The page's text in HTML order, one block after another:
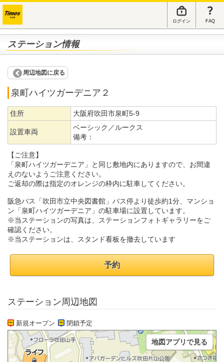
ログイン FAQ
ステーション情報
周辺地図に戻る
泉町ハイツガーデニア２
住所 大阪府吹田市泉町5-9
設置車両
ベーシック／ルークス
備考：
【ご注意】
「泉町ハイツガーデニア」と同じ敷地内にありますので、お間違
えのないようご注意ください。
ご返却の際は指定のオレンジの枠内に駐車してください。
阪急バス「吹田市立中央図書館」バス停より徒歩約1分、マンショ
ン「泉町ハイツガーデニア」の駐車場に設置しています。
※当ステーションの写真は、ステーションフォトギャラリーをご
確認ください。
※当ステーションは、スタンド看板を撤去しています
予約
ステーション周辺地図
新規オープン 閉鎖予定
地図アプリで見る